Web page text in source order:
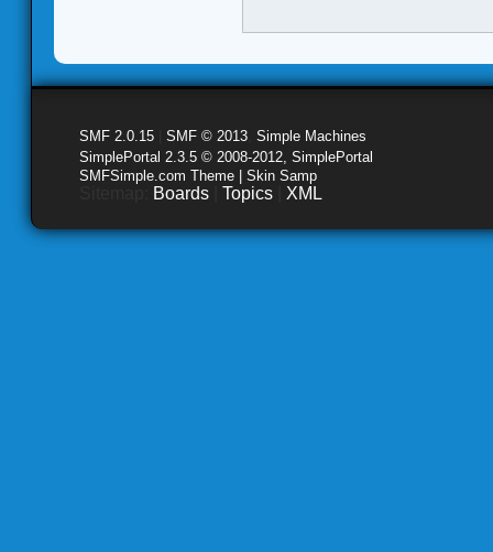
SMF 2.0.15 SMF © 2013 Simple Machines
SimplePortal 2.3.5 © 2008-2012, SimplePortal
SMFSimple.com Theme | Skin Samp
Boards Topics XML